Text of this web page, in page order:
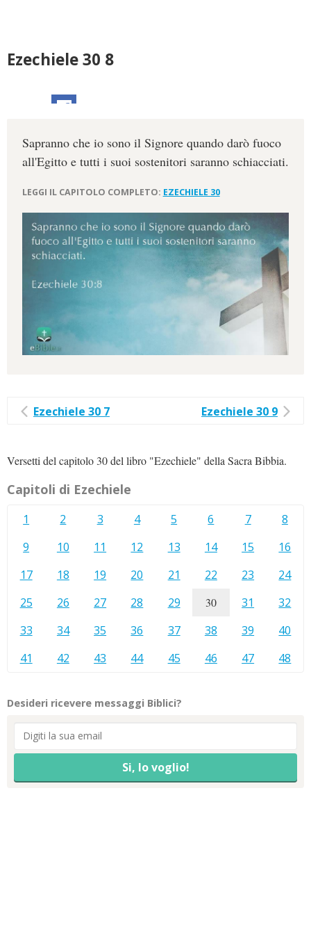
Ezechiele 30 8
Sapranno che io sono il Signore quando darò fuoco
all'Egitto e tutti i suoi sostenitori saranno schiacciati.
LEGGI IL CAPITOLO COMPLETO: EZECHIELE 30
Ezechiele 30 7 Ezechiele 30 9
Versetti del capitolo 30 del libro "Ezechiele" della Sacra Bibbia.
Capitoli di Ezechiele
1 2 3 4 5 6 7
8
9
10 11 12 13 14 15
16
17
18 19 20 21 22 23
24
25
26 27 28 29 30 31
32
33
34 35 36 37 38 39
40
41
42 43 44 45 46 47 48
Desideri ricevere messaggi Biblici?